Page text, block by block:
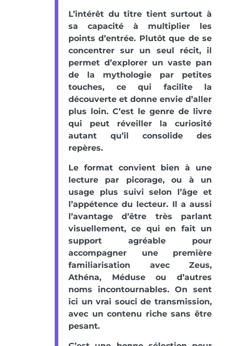
L’intérêt du titre tient surtout à
sa capacité à multiplier les
points d’entrée. Plutôt que de se
concentrer sur un seul récit, il
permet d’explorer un vaste pan
de la mythologie par petites
touches, ce qui facilite la
découverte et donne envie d’aller
plus loin. C’est le genre de livre
qui peut réveiller la curiosité
autant qu’il consolide des
repères.
Le format convient bien à une
lecture par picorage, ou à un
usage plus suivi selon l’âge et
l’appétence du lecteur. Il a aussi
l’avantage d’être très parlant
visuellement, ce qui en fait un
support agréable pour
accompagner une première
familiarisation avec Zeus,
Athéna, Méduse ou d’autres
noms incontournables. On sent
ici un vrai souci de transmission,
avec un contenu riche sans être
pesant.